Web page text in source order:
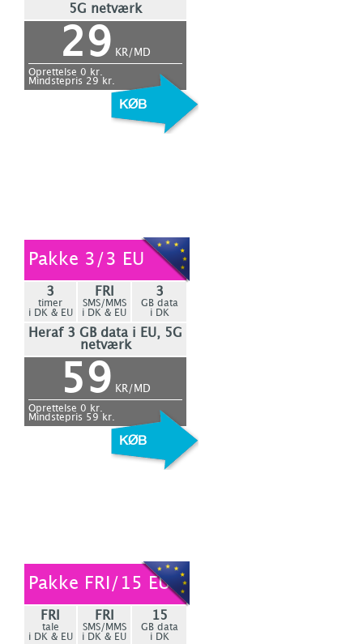
5G netværk
29 KR/MD
Oprettelse 0 kr.
Mindstepris 29 kr.
Pakke 3/3 EU
3
timer
i DK & EU
FRI
SMS/MMS
i DK & EU
3
GB data
i DK
Heraf 3 GB data i EU, 5G
netværk
59 KR/MD
Oprettelse 0 kr.
Mindstepris 59 kr.
Pakke FRI/15 EU
FRI
tale
i DK & EU
FRI
SMS/MMS
i DK & EU
15
GB data
i DK